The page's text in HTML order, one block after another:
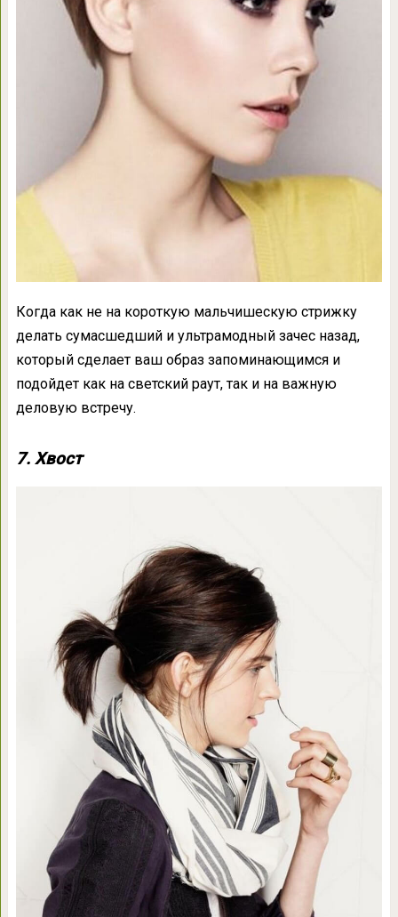
Когда как не на короткую мальчишескую стрижку
делать сумасшедший и ультрамодный зачес назад,
который сделает ваш образ запоминающимся и
подойдет как на светский раут, так и на важную
деловую встречу.
7. Хвост